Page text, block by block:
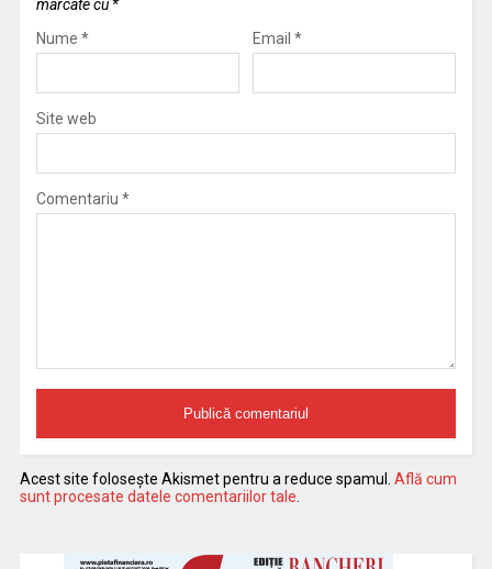
marcate cu *
Nume * Email *
Site web
Comentariu *
Acest site folosește Akismet pentru a reduce spamul. Află cum
sunt procesate datele comentariilor tale